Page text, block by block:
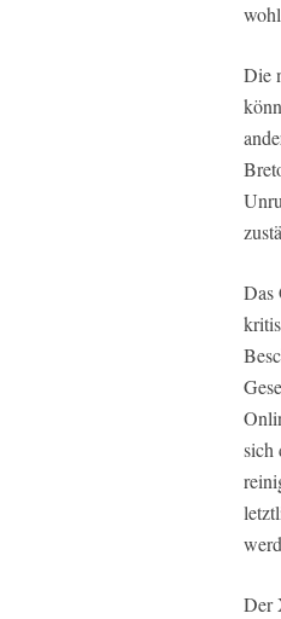
Die
Das
sich
Der